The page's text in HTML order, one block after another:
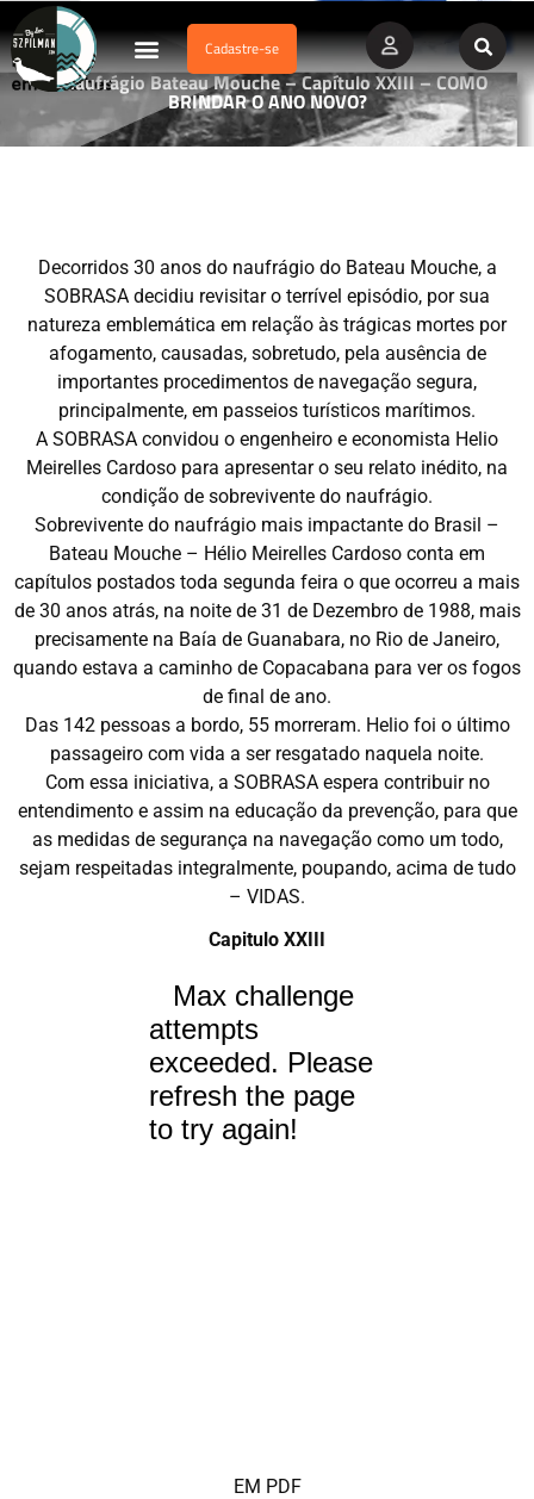
Cadastre-se
O naufrágio Bateau Mouche – Capítulo XXIII – COMO
BRINDAR O ANO NOVO?
Decorridos 30 anos do naufrágio do Bateau Mouche, a
SOBRASA decidiu revisitar o terrível episódio, por sua
natureza emblemática em relação às trágicas mortes por
afogamento, causadas, sobretudo, pela ausência de
importantes procedimentos de navegação segura,
principalmente, em passeios turísticos marítimos.
A SOBRASA convidou o engenheiro e economista Helio
Meirelles Cardoso para apresentar o seu relato inédito, na
condição de sobrevivente do naufrágio.
Sobrevivente do naufrágio mais impactante do Brasil –
Bateau Mouche – Hélio Meirelles Cardoso conta em
capítulos postados toda segunda feira o que ocorreu a mais
de 30 anos atrás, na noite de 31 de Dezembro de 1988, mais
precisamente na Baía de Guanabara, no Rio de Janeiro,
quando estava a caminho de Copacabana para ver os fogos
de final de ano.
Das 142 pessoas a bordo, 55 morreram. Helio foi o último
passageiro com vida a ser resgatado naquela noite.
Com essa iniciativa, a SOBRASA espera contribuir no
entendimento e assim na educação da prevenção, para que
as medidas de segurança na navegação como um todo,
sejam respeitadas integralmente, poupando, acima de tudo
– VIDAS.
Capitulo XXIII
EM PDF